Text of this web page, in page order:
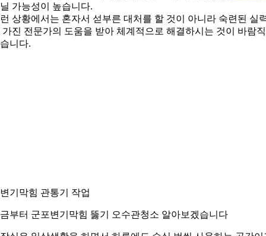
가능성이 높습니다.
상황에서는 혼자서 섣부른 대처를 할 것이 아니라 숙련된 실
가진 전문가의 도움을 받아 체계적으로 해결하시는 것이 바람
니다.
기막힘 관통기 작업
부터 군포변기막힘 뚫기 오수관청소 알아보겠습니다